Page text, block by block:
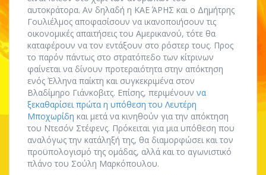
αυτοκράτορα. Αν δηλαδή η ΚΑΕ ΆΡΗΣ και ο Δημήτρης
Γουλιέλμος αποφασίσουν να ικανοποιήσουν τις
οικονομικές απαιτήσεις του Αμερικανού, τότε θα
καταφέρουν να τον εντάξουν στο ρόστερ τους. Προς
το παρόν πάντως στο στρατόπεδο των κίτρινων
φαίνεται να δίνουν προτεραιότητα στην απόκτηση
ενός Έλληνα παίκτη και συγκεκριμένα στον
Βλαδίμηρο Γιάνκοβιτς. Επίσης, περιμένουν να
ξεκαθαρίσει πρώτα η υπόθεση του Λευτέρη
Μποχωρίδη και μετά να κινηθούν για την απόκτηση
του Ντεσόν Στέφενς. Πρόκειται για μια υπόθεση που
αναλόγως την κατάληξή της, θα διαμορφώσει και τον
προϋπολογισμό της ομάδας, αλλά και το αγωνιστικό
πλάνο του Σούλη Μαρκόπουλου.